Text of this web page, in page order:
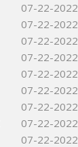
07-22-2022
07-22-2022
07-22-2022
07-22-2022
07-22-2022
07-22-2022
07-22-2022
07-22-2022
07-22-2022